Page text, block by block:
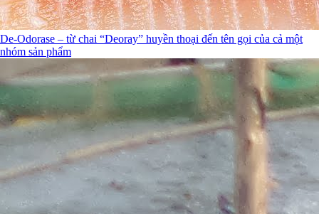
De-Odorase – từ chai “Deoray” huyền thoại đến tên gọi của cả một
nhóm sản phẩm